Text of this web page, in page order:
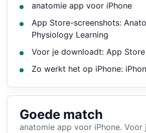
anatomie app voor iPhone
App Store-screenshots:
Physiology Learning
Voor je downloadt: App Store
Zo werkt het op iPhone:
Goede match
anatomie app voor iPhone.